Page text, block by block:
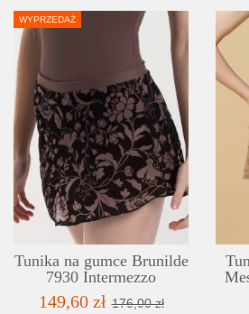
WYPRZEDAŻ
Tunika na gumce Brunilde
7930 Intermezzo
149,60 zł 176,00 zł